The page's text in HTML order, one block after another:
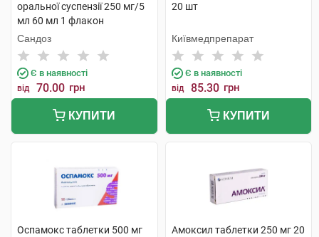
оральної суспензії 250 мг/5
мл 60 мл 1 флакон
Сандоз
Є в наявності
від 70.00 грн
КУПИТИ
20 шт
Київмедпрепарат
Є в наявності
від 85.30 грн
КУПИТИ
Оспамокс таблетки 500 мг
Амоксил таблетки 250 мг 20